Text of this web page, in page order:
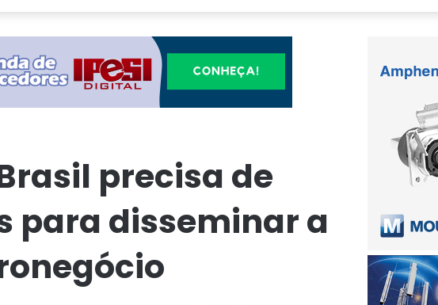
precisa de
para disseminar a